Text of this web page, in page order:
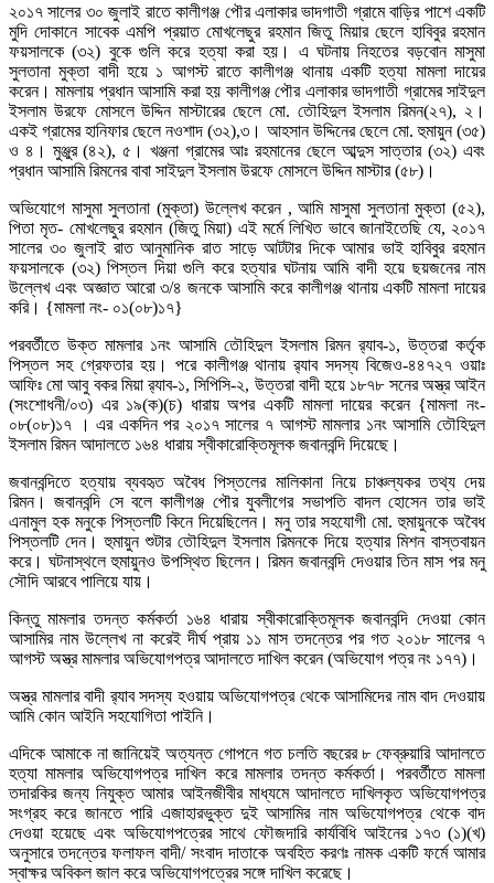
২০১৭ সালের ৩০ জুলাই রাতে কালীগঞ্জ পৌর এলাকার ভাদগাতী গ্রামে বাড়ির পাশে একটি
মুদি দোকানে সাবেক এমপি প্রয়াত মোখলেছুর রহমান জিতু মিয়ার ছেলে হাবিবুর রহমান
ফয়সালকে (৩২) বুকে গুলি করে হত্যা করা হয়। এ ঘটনায় নিহতের বড়বোন মাসুমা
সুলতানা মুক্তা বাদী হয়ে ১ আগস্ট রাতে কালীগঞ্জ থানায় একটি হত্যা মামলা দায়ের
করেন। মামলায় প্রধান আসামি করা হয় কালীগঞ্জ পৌর এলাকার ভাদগাতী গ্রামের সাইদুল
ইসলাম উরফে মোসলে উদ্দিন মাস্টারের ছেলে মো. তৌহিদুল ইসলাম রিমন(২৭), ২।
একই গ্রামের হানিফার ছেলে নওশাদ (৩২),৩। আহসান উদ্দিনের ছেলে মো. হুমায়ুন (৩৫)
ও ৪। মুঞ্জুর (৪২), ৫। খঞ্জনা গ্রামের আঃ রহমানের ছেলে আব্দুস সাত্তার (৩২) এবং
প্রধান আসামি রিমনের বাবা সাইদুল ইসলাম উরফে মোসলে উদ্দিন মাস্টার (৫৮)।
অভিযোগে মাসুমা সুলতানা (মুক্তা) উল্লেখ করেন , আমি মাসুমা সুলতানা মুক্তা (৫২),
পিতা মৃত- মোখলেছুর রহমান (জিতু মিয়া) এই মর্মে লিখিত ভাবে জানাইতেছি যে, ২০১৭
সালের ৩০ জুলাই রাত আনুমানিক রাত সাড়ে আটটার দিকে আমার ভাই হাবিবুর রহমান
ফয়সালকে (৩২) পিস্তল দিয়া গুলি করে হত্যার ঘটনায় আমি বাদী হয়ে ছয়জনের নাম
উল্লেখ এবং অজ্ঞাত আরো ৩/৪ জনকে আসামি করে কালীগঞ্জ থানায় একটি মামলা দায়ের
করি। {মামলা নং- ০১(০৮)১৭}
পরবর্তীতে উক্ত মামলার ১নং আসামি তৌহিদুল ইসলাম রিমন র‌্যাব-১, উত্তরা কর্তৃক
পিস্তল সহ গ্রেফতার হয়। পরে কালীগঞ্জ থানায় র‌্যাব সদস্য বিজেও-৪৪৭২৭ ওয়াঃ
আফিঃ মো আবু বকর মিয়া র‌্যাব-১, সিপিসি-২, উত্তরা বাদী হয়ে ১৮৭৮ সনের অস্ত্র আইন
(সংশোধনী/০৩) এর ১৯(ক)(চ) ধারায় অপর একটি মামলা দায়ের করেন {মামলা নং-
০৮(০৮)১৭ । এর একদিন পর ২০১৭ সালের ৭ আগস্ট মামলার ১নং আসামি তৌহিদুল
ইসলাম রিমন আদালতে ১৬৪ ধারায় স্বীকারোক্তিমূলক জবানবন্দি দিয়েছে।
জবানবন্দিতে হত্যায় ব্যবহৃত অবৈধ পিস্তলের মালিকানা নিয়ে চাঞ্চল্যকর তথ্য দেয়
রিমন। জবানবন্দি সে বলে কালীগঞ্জ পৌর যুবলীগের সভাপতি বাদল হোসেন তার ভাই
এনামুল হক মনুকে পিস্তলটি কিনে দিয়েছিলেন। মনু তার সহযোগী মো. হুমায়ুনকে অবৈধ
পিস্তলটি দেন। হুমায়ুন শুটার তৌহিদুল ইসলাম রিমনকে দিয়ে হত্যার মিশন বাস্তবায়ন
করে। ঘটনাস্থলে হুমায়ুনও উপস্থিত ছিলেন। রিমন জবানবন্দি দেওয়ার তিন মাস পর মনু
সৌদি আরবে পালিয়ে যায়।
কিন্তু মামলার তদন্ত কর্মকর্তা ১৬৪ ধারায় স্বীকারোক্তিমূলক জবানবন্দি দেওয়া কোন
আসামির নাম উল্লেখ না করেই দীর্ঘ প্রায় ১১ মাস তদন্তের পর গত ২০১৮ সালের ৭
আগস্ট অস্ত্র মামলার অভিযোগপত্র আদালতে দাখিল করেন (অভিযোগ পত্র নং ১৭৭)।
অস্ত্র মামলার বাদী র‌্যাব সদস্য হওয়ায় অভিযোগপত্র থেকে আসামিদের নাম বাদ দেওয়ায়
আমি কোন আইনি সহযোগিতা পাইনি।
এদিকে আমাকে না জানিয়েই অত্যন্ত গোপনে গত চলতি বছরের ৮ ফেব্রুয়ারি আদালতে
হত্যা মামলার অভিযোগপত্র দাখিল করে মামলার তদন্ত কর্মকর্তা। পরবর্তীতে মামলা
তদারকির জন্য নিযুক্ত আমার আইনজীবীর মাধ্যমে আদালতে দাখিলকৃত অভিযোগপত্র
সংগ্রহ করে জানতে পারি এজাহারভুক্ত দুই আসামির নাম অভিযোগপত্র থেকে বাদ
দেওয়া হয়েছে এবং অভিযোগপত্রের সাথে ফৌজদারি কার্যবিধি আইনের ১৭৩ (১)(খ)
অনুসারে তদন্তের ফলাফল বাদী/ সংবাদ দাতাকে অবহিত করণঃ নামক একটি ফর্মে আমার
স্বাক্ষর অবিকল জাল করে অভিযোগপত্রের সঙ্গে দাখিল করেছে।